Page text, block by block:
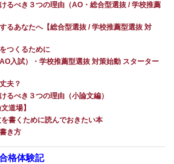
るべき３つの理由（AO・総合型選抜 / 学校推薦
るあなたへ【総合型選抜 / 学校推薦型選抜 対
つくるために
入試）・学校推薦型選抜 対策始動 スターター
夫？
るべき３つの理由（小論文編）
道場】
書くために読んでおきたい本
き方
格体験記